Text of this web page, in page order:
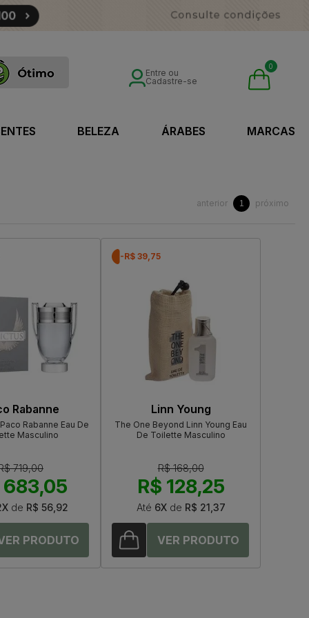
Entre ou
Cadastre-se
0
BELEZA ÁRABES MARCAS
anterior 1 próximo
Rabanne
Rabanne Eau De
Masculino
719,00
683,05
de R$ 56,92
-R$ 39,75
Linn Young
The One Beyond Linn Young Eau
De Toilette Masculino
R$ 168,00
R$ 128,25
Até 6Xde R$ 21,37